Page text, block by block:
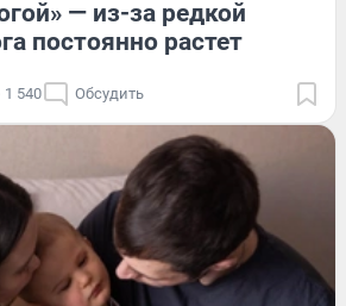
— из-за редкой
постоянно растет
1 540 Обсудить